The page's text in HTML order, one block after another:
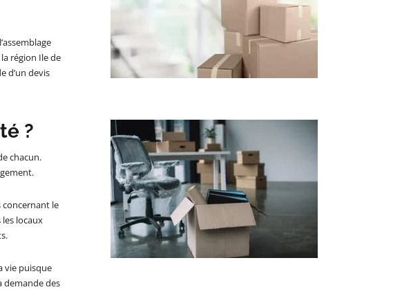
région Ile de
d’un devis
?
chacun.
concernant le
locaux
vie puisque
demande des